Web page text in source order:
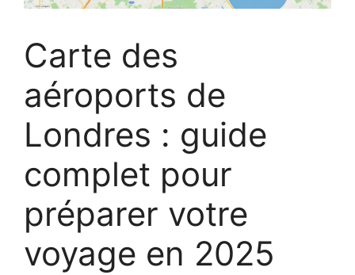
Carte des
aéroports de
Londres : guide
complet pour
préparer votre
voyage en 2025